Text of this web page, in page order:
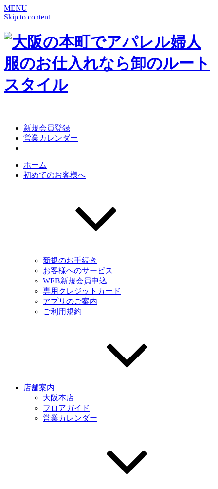
MENU
Skip to content
新規会員登録
営業カレンダー
ホーム
初めてのお客様へ
新規のお手続き
お客様へのサービス
WEB新規会員申込
専用クレジットカード
アプリのご案内
ご利用規約
店舗案内
大阪本店
フロアガイド
営業カレンダー